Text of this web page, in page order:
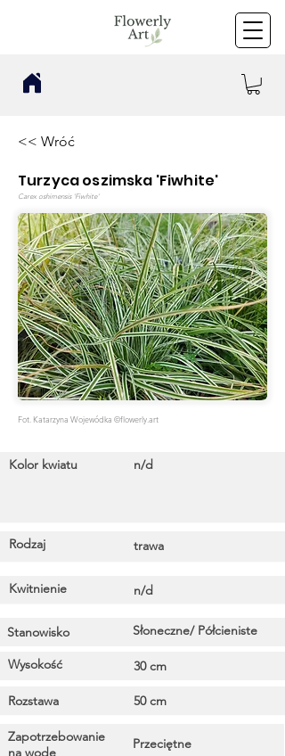
<< Wróć
Carex oshimensis 'Fiwhite'
Turzyca oszimska 'Fiwhite'
Fot. Katarzyna Wojewódka ©flowerly.art
Kolor kwiatu n/d
Rodzaj trawa
Kwitnienie n/d
Stanowisko Słoneczne/ Półcieniste
Wysokość 30 cm
Rozstawa 50 cm
Zapotrzebowanie
na wodę
Przeciętne